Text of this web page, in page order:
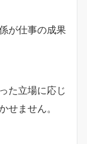
が仕事の成果
た立場に応じ
せません。